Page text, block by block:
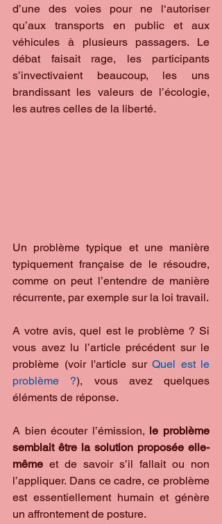
d’une des voies pour ne l‘autoriser
qu’aux transports en public et aux
véhicules à plusieurs passagers. Le
débat faisait rage, les participants
s’invectivaient beaucoup, les uns
brandissant les valeurs de l’écologie,
les autres celles de la liberté.
Un problème typique et une manière
typiquement française de le résoudre,
comme on peut l’entendre de manière
récurrente, par exemple sur la loi travail.
A votre avis, quel est le problème ? Si
vous avez lu l’article précédent sur le
problème (voir l'article sur Quel est le
problème ?), vous avez quelques
éléments de réponse.
A bien écouter l’émission, le problème
semblait être la solution proposée elle-
même et de savoir s’il fallait ou non
l’appliquer. Dans ce cadre, ce problème
est essentiellement humain et génère
un affrontement de posture.